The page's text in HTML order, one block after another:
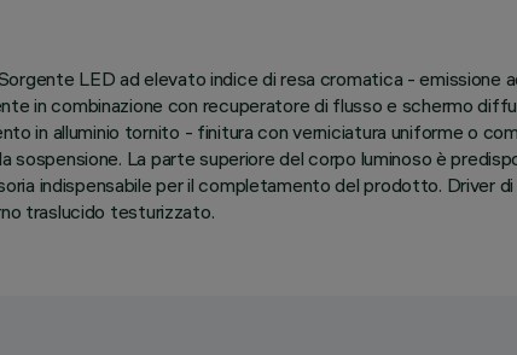
LED ad elevato indice di resa cromatica - emissione
combinazione con recuperatore di flusso e schermo
in alluminio tornito - finitura con verniciatura uniforme o
sospensione. La parte superiore del corpo luminoso è
indispensabile per il completamento del prodotto. Driver
traslucido testurizzato.